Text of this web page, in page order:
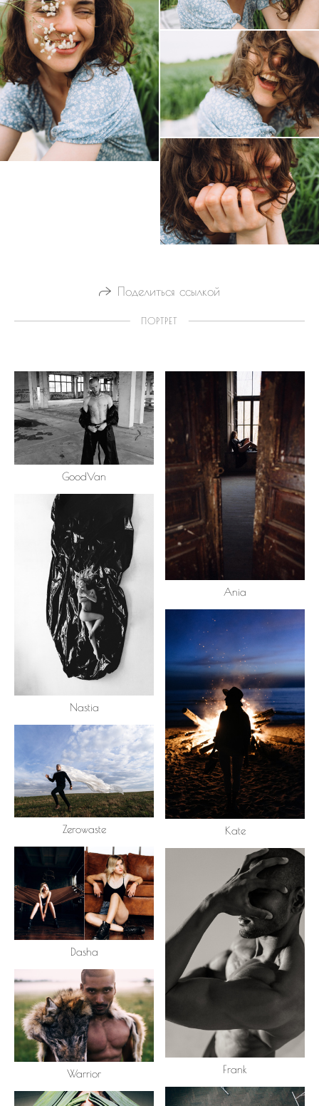
Поделиться ссылкой
ПОРТРЕТ
GoodVan
Ania
Nastia
Kate
Zerowaste
Dasha
Frank
Warrior